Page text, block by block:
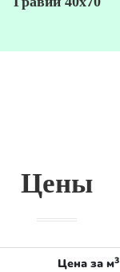
Цены
Цена за м3